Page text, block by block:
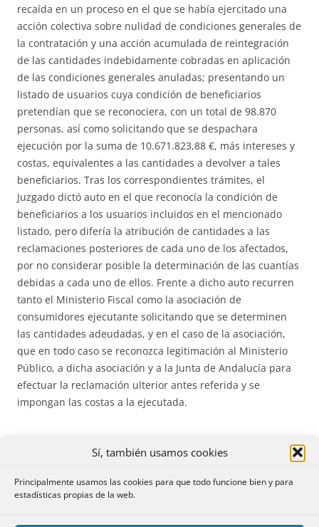
Sí, también usamos cookies
Principalmente usamos las cookies para que todo funcione bien y para
estadísticas propias de la web.
recaída en un proceso en el que se había ejercitado una
acción colectiva sobre nulidad de condiciones generales de
la contratación y una acción acumulada de reintegración
de las cantidades indebidamente cobradas en aplicación
de las condiciones generales anuladas; presentando un
listado de usuarios cuya condición de beneficiarios
pretendían que se reconociera, con un total de 98.870
personas, así como solicitando que se despachara
ejecución por la suma de 10.671.823,88 €, más intereses y
costas, equivalentes a las cantidades a devolver a tales
beneficiarios. Tras los correspondientes trámites, el
Juzgado dictó auto en el que reconocía la condición de
beneficiarios a los usuarios incluidos en el mencionado
listado, pero difería la atribución de cantidades a las
reclamaciones posteriores de cada uno de los afectados,
por no considerar posible la determinación de las cuantías
debidas a cada uno de ellos. Frente a dicho auto recurren
tanto el Ministerio Fiscal como la asociación de
consumidores ejecutante solicitando que se determinen
las cantidades adeudadas, y en el caso de la asociación,
que en todo caso se reconozca legitimación al Ministerio
Público, a dicha asociación y a la Junta de Andalucía para
efectuar la reclamación ulterior antes referida y se
impongan las costas a la ejecutada.
apelado se identifican correctamente lasdos cuestiones